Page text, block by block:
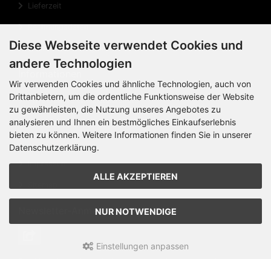
Lieferzeit
Rechnungsdaten
Cookie Einstellungen
Privatsphäre und Datenschutz
Widerrufsrecht
Widerrufsformular
Impressum
Newsletter-Anmeldung
Diese Webseite verwendet Cookies und
andere Technologien
Wir verwenden Cookies und ähnliche Technologien, auch von
Drittanbietern, um die ordentliche Funktionsweise der Website
zu gewährleisten, die Nutzung unseres Angebotes zu
analysieren und Ihnen ein bestmögliches Einkaufserlebnis
bieten zu können. Weitere Informationen finden Sie in unserer
Datenschutzerklärung.
ALLE AKZEPTIEREN
NUR NOTWENDIGE
Einstellungen anpassen